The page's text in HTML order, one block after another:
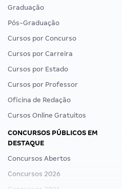
Graduação
Pós-Graduação
Cursos por Concurso
Cursos por Carreira
Cursos por Estado
Cursos por Professor
Oficina de Redação
Cursos Online Gratuitos
CONCURSOS PÚBLICOS EM
DESTAQUE
Concursos Abertos
Concursos 2026